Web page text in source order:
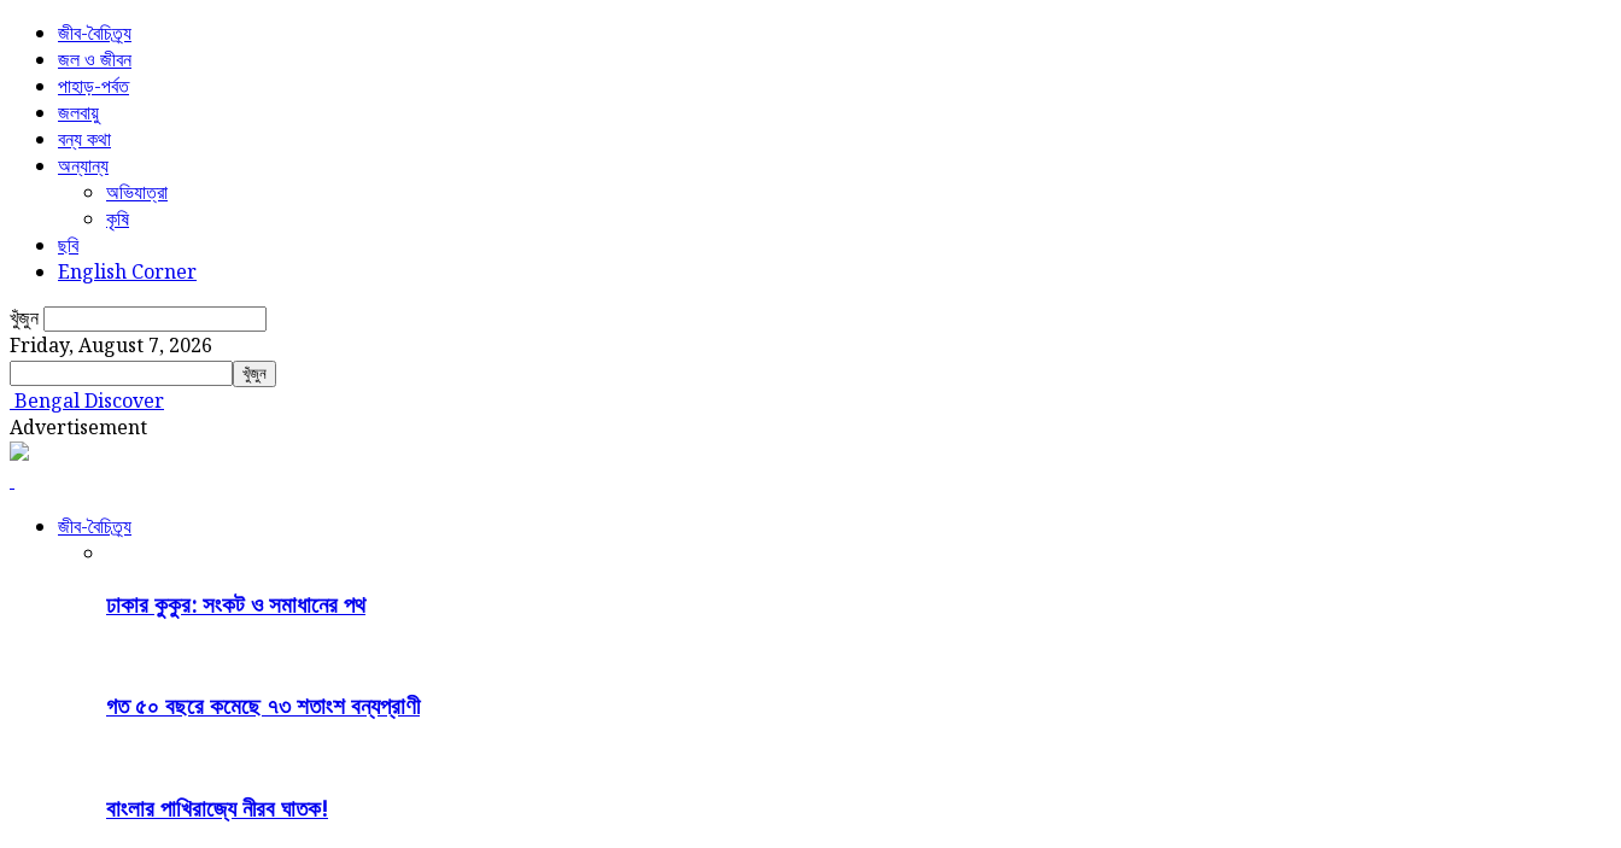
জীব-বৈচিত্র্য
জল ও জীবন
পাহাড়-পর্বত
জলবায়ু
বন্য কথা
অন্যান্য
অভিযাত্রা
কৃষি
ছবি
English Corner
খুঁজুন
Friday, August 7, 2026
Bengal Discover
Advertisement
জীব-বৈচিত্র্য
ঢাকার কুকুর: সংকট ও সমাধানের পথ
গত ৫০ বছরে কমেছে ৭৩ শতাংশ বন্যপ্রাণী
বাংলার পাখিরাজ্যে নীরব ঘাতক!